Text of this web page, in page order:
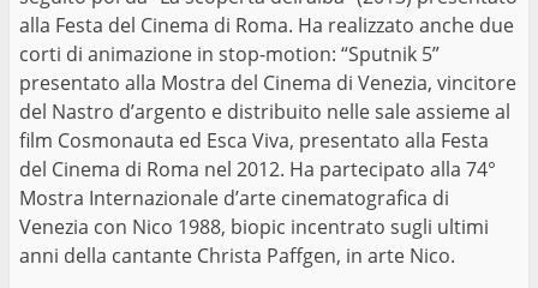
alla Festa del Cinema di Roma. Ha realizzato anche due
corti di animazione in stop-motion: “Sputnik 5”
presentato alla Mostra del Cinema di Venezia, vincitore
del Nastro d’argento e distribuito nelle sale assieme al
film Cosmonauta ed Esca Viva, presentato alla Festa
del Cinema di Roma nel 2012. Ha partecipato alla 74°
Mostra Internazionale d’arte cinematografica di
Venezia con Nico 1988, biopic incentrato sugli ultimi
anni della cantante Christa Paffgen, in arte Nico.